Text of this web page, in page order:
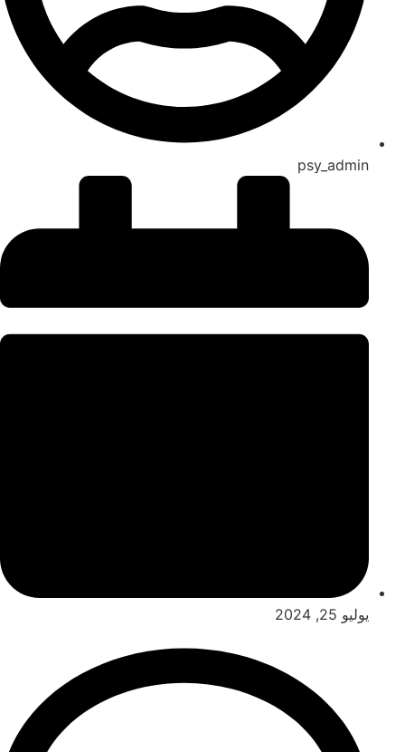
psy_admin
يوليو 25, 2024